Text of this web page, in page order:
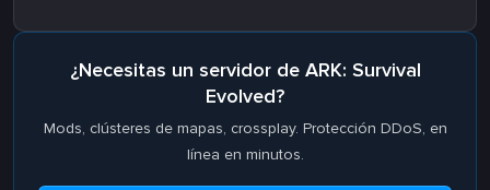
¿Necesitas un servidor de ARK: Survival
Evolved?
Mods, clústeres de mapas, crossplay. Protección DDoS, en
línea en minutos.